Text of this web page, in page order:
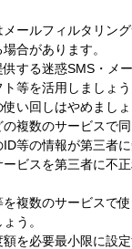
ールフィルタリン
合があります。
する迷惑SMS・メ
等を活用しましょう
使い回しはやめましょ
複数のサービスで
等の情報が第三者
ビスを第三者に不
複数のサービスで
う。
額を必要最小限に設